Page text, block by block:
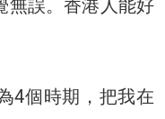
無誤。香港人能好
4個時期，把我在